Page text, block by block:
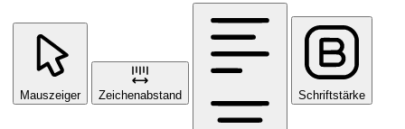
Mauszeiger Zeichenabstand Schriftstärke